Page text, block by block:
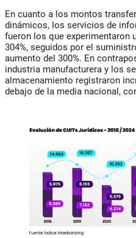
En cuanto a los montos
dinámicos, los servicios de
fueron los que experimentaron
304%, seguidos por el
aumento del 300%. En
industria manufacturera y los
almacenamiento registraron
debajo de la media nacional,